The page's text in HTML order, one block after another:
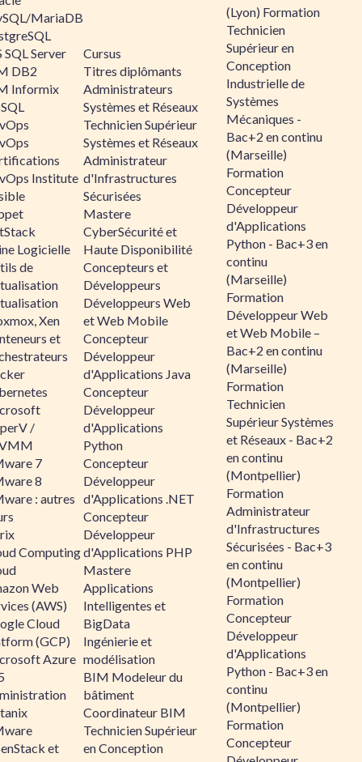
MariaDB
SQL Server
DB2
Informix
Institute
Logicielle
de
Xen
et
/
7
8
: autres
Computing
Web
(AWS)
Cloud
(GCP)
Azure
et
Cursus
Titres diplômants
Administrateurs
Systèmes et Réseaux
Technicien Supérieur
Systèmes et Réseaux
Administrateur
d'Infrastructures
Sécurisées
Mastere
CyberSécurité et
Haute Disponibilité
Concepteurs et
Développeurs
Développeurs Web
et Web Mobile
Concepteur
Développeur
d'Applications Java
Concepteur
Développeur
d'Applications
Python
Concepteur
Développeur
d'Applications .NET
Concepteur
Développeur
d'Applications PHP
Mastere
Applications
Intelligentes et
BigData
Ingénierie et
modélisation
BIM Modeleur du
bâtiment
Coordinateur BIM
Technicien Supérieur
en Conception
(Lyon) Formation
Technicien
Supérieur en
Conception
Industrielle de
Systèmes
Mécaniques -
Bac+2 en continu
(Marseille)
Formation
Concepteur
Développeur
d'Applications
Python - Bac+3 en
continu
(Marseille)
Formation
Développeur Web
et Web Mobile –
Bac+2 en continu
(Marseille)
Formation
Technicien
Supérieur Systèmes
et Réseaux - Bac+2
en continu
(Montpellier)
Formation
Administrateur
d'Infrastructures
Sécurisées - Bac+3
en continu
(Montpellier)
Formation
Concepteur
Développeur
d'Applications
Python - Bac+3 en
continu
(Montpellier)
Formation
Concepteur